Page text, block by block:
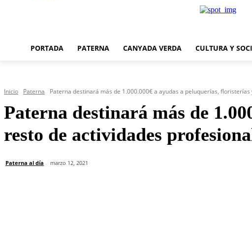
PORTADA PATERNA CANYADA VERDA CULTURA Y
Inicio Paterna Paterna destinará más de 1.000.000€ a ayudas a peluquerías, floristerías
Paterna destinará más de
resto de actividades
Paterna al día marzo 12, 2021